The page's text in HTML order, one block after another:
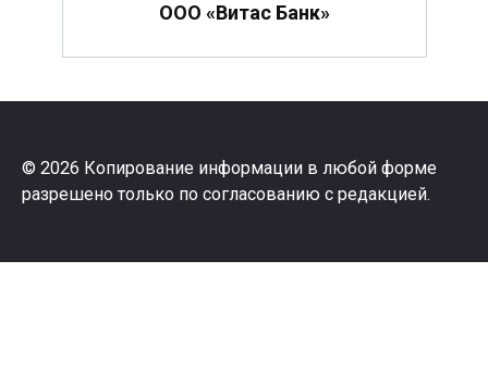
ООО «Витас Банк»
© 2026 Копирование информации в любой форме
разрешено только по согласованию с редакцией.